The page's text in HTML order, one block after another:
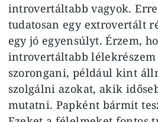
introvertáltabb vagyok.
tudatosan egy extrovertált
egy jó egyensúlyt. Érzem,
introvertáltabb
szorongani, például kint
szolgálni azokat, akik
mutatni. Papként bármit